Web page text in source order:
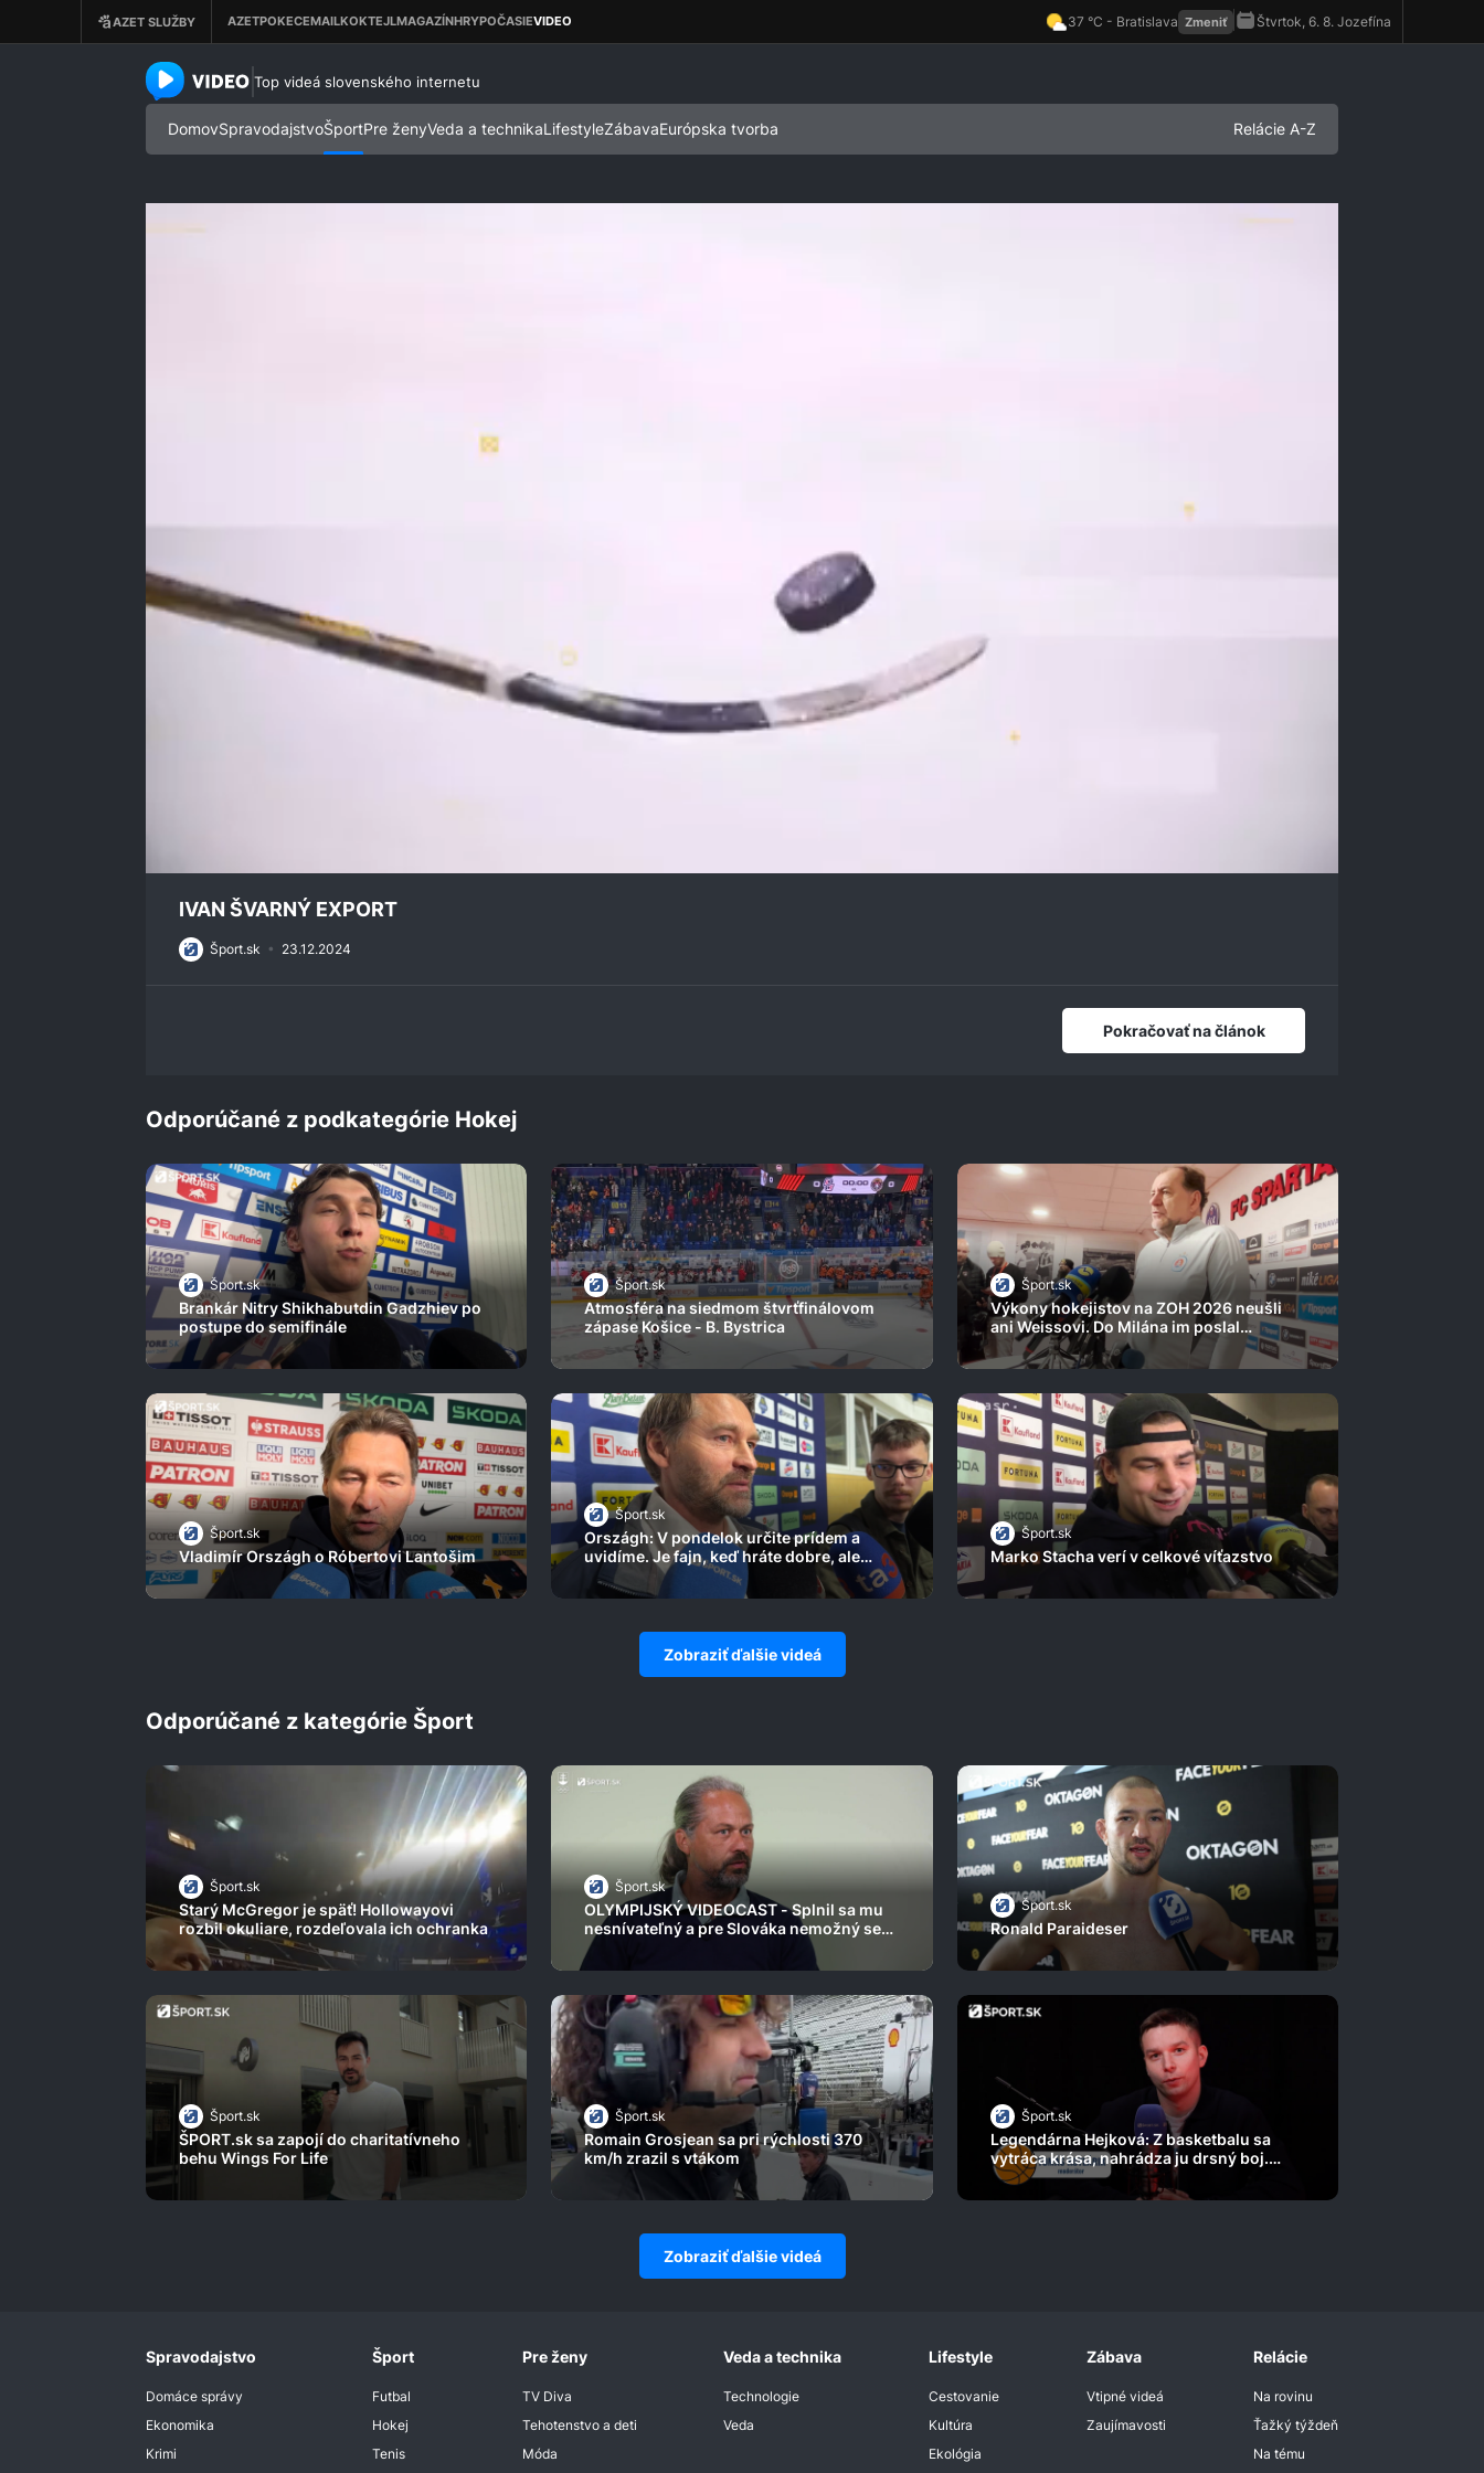
azet.video.sk
Top videá slovenského internetu
DomovSpravodajstvoŠportPre ženyVeda a technikaLifestyleZábavaEurópska tvorba Relácie A-Z
seconds
minutes,
IVAN ŠVARNÝ EXPORT
Šport.sk • 23.12.2024
Pokračovať na článok
Odporúčané z podkategórie Hokej
Šport.sk
Brankár Nitry Shikhabutdin Gadzhiev po
postupe do semifinále
Šport.sk
Atmosféra na siedmom štvrťfinálovom
zápase Košice - B. Bystrica
Šport.sk
Výkony hokejistov na ZOH 2026 neušli
ani Weissovi. Do Milána im poslal
úprimný odkaz
Šport.sk
Vladimír Országh o Róbertovi Lantošim
Šport.sk
Országh: V pondelok určite prídem a
uvidíme. Je fajn, keď hráte dobre, ale
potrebujete vyhrávať
Šport.sk
Marko Stacha verí v celkové víťazstvo
Zobraziť ďalšie videá
Odporúčané z kategórie Šport
Šport.sk
Starý McGregor je späť! Hollowayovi
rozbil okuliare, rozdeľovala ich ochranka
Šport.sk
OLYMPIJSKÝ VIDEOCAST - Splnil sa mu
nesnívateľný a pre Slováka nemožný sen.
Tomáš Čermák o vodnej F1 aj najdlhších
Šport.sk
Ronald Paraideser
Šport.sk
ŠPORT.sk sa zapojí do charitatívneho
behu Wings For Life
Šport.sk
Romain Grosjean sa pri rýchlosti 370
km/h zrazil s vtákom
Šport.sk
Legendárna Hejková: Z basketbalu sa
vytráca krása, nahrádza ju drsný boj.
Prečo musela ustúpiť z lavičky?
Zobraziť ďalšie videá
Spravodajstvo
Domáce správy
Ekonomika
Krimi
Šport
Futbal
Hokej
Tenis
Pre ženy
TV Diva
Tehotenstvo a deti
Móda
Veda a technika
Technologie
Veda
Lifestyle
Cestovanie
Kultúra
Ekológia
Zábava
Vtipné videá
Zaujímavosti
Relácie
Na rovinu
Ťažký týždeň
Na tému